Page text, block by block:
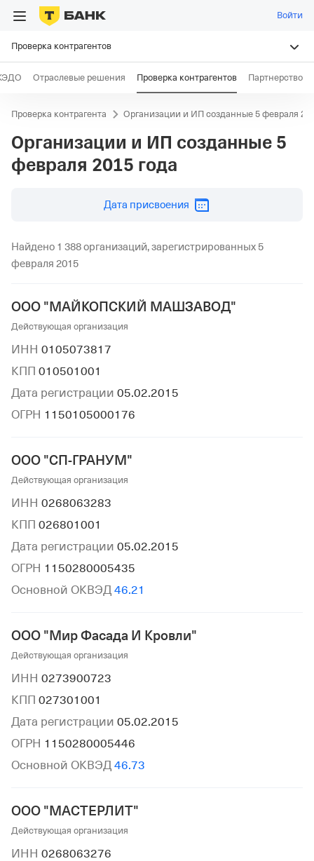
Войти
Проверка контрагентов
Отраслевые решения Проверка контрагентов Партнерство
Проверка контрагента Организации и ИП созданные 5 февраля
Организации и ИП созданные 5
февраля 2015 года
Дата присвоения
Найдено 1 388 организаций, зарегистрированных 5
февраля 2015
ООО "МАЙКОПСКИЙ МАШЗАВОД"
Действующая организация
ИНН 0105073817
КПП 010501001
Дата регистрации 05.02.2015
ОГРН 1150105000176
ООО "СП-ГРАНУМ"
Действующая организация
ИНН 0268063283
КПП 026801001
Дата регистрации 05.02.2015
ОГРН 1150280005435
Основной ОКВЭД 46.21
ООО "Мир Фасада И Кровли"
Действующая организация
ИНН 0273900723
КПП 027301001
Дата регистрации 05.02.2015
ОГРН 1150280005446
Основной ОКВЭД 46.73
ООО "МАСТЕРЛИТ"
Действующая организация
ИНН 0268063276